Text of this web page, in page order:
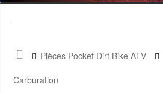
Pièces Pocket Dirt Bike ATV
Carburation